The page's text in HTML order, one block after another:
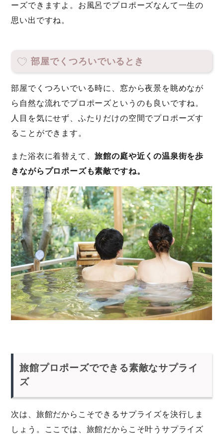
ーズできますよ。お風呂でプロポーズなんて一生の
思い出ですね。
部屋でくつろいでいるとき
部屋でくつろいでいる時に、窓から夜景を眺めなが
ら自然な流れでプロポーズというのも良いですね。
人目を気にせず、ふたりだけの空間でプロポーズす
ることができます。
また浴衣に着替えて、旅館の庭や近くの温泉街を歩
きながらプロポーズも素敵ですね。
旅館プロポーズでできる素敵なサプライ
ズ
次は、旅館だからこそできるサプライズを決行しま
しょう。ここでは、旅館だからこそ叶うサプライズ